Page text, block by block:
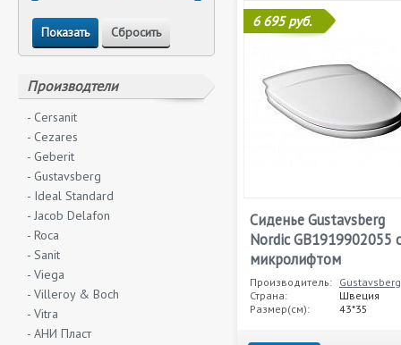
Производтели
- Cersanit
- Cezares
- Geberit
- Gustavsberg
- Ideal Standard
- Jacob Delafon
- Roca
- Sanit
- Viega
- Villeroy & Boch
- Vitra
- АНИ Пласт
6 695 руб.
Сиденье Gustavsberg
Nordic GB1919902055 с
микролифтом
Производитель: Gustavsberg
Страна:
Швеция
Размер(см):
43*35